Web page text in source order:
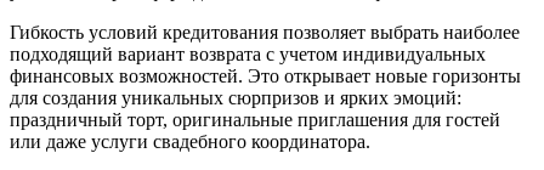
Гибкость условий кредитования позволяет выбрать наиболее
подходящий вариант возврата с учетом индивидуальных
финансовых возможностей. Это открывает новые горизонты
для создания уникальных сюрпризов и ярких эмоций:
праздничный торт, оригинальные приглашения для гостей
или даже услуги свадебного координатора.